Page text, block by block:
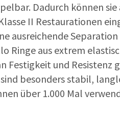
Dadurch können sie
II Restaurationen
ausreichende
Ringe aus extrem
Festigkeit und Resistenz
besonders stabil,
über 1.000 Mal